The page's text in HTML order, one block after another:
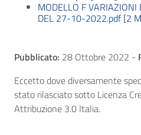
MODELLO F
DEL 27-10-2022.pdf [2
Pubblicato: 28 Ottobre 2022 -
Eccetto dove diversamente
stato rilasciato sotto Licenza
Attribuzione 3.0 Italia.